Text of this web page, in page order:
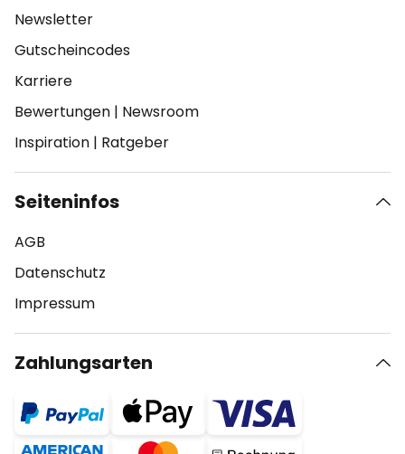
Newsletter
Gutscheincodes
Karriere
Bewertungen | Newsroom
Inspiration | Ratgeber
Seiteninfos
AGB
Datenschutz
Impressum
Zahlungsarten